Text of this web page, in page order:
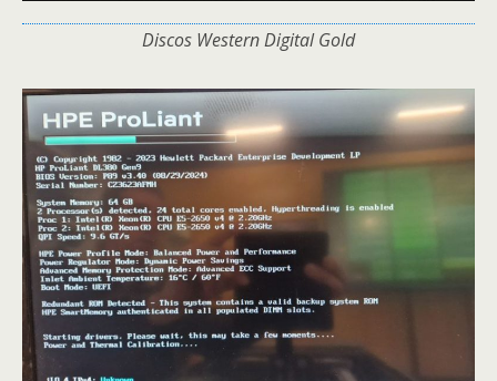
Discos Western Digital Gold